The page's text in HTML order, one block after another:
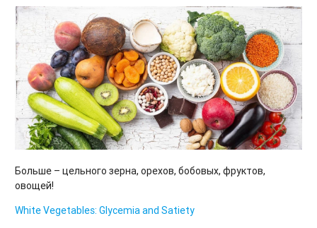
Больше – цельного зерна, орехов, бобовых, фруктов,
овощей!
White Vegetables: Glycemia and Satiety